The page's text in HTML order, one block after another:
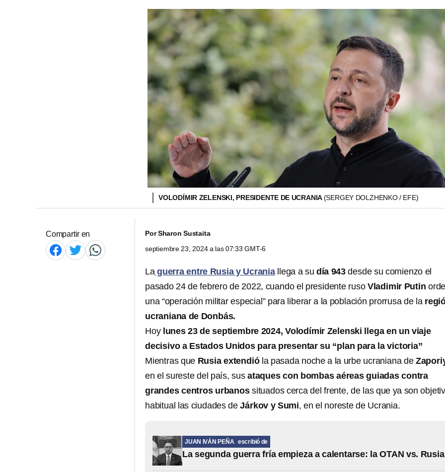
VOLODÍMIR ZELENSKI, PRESIDENTE DE UCRANIA(SERGEY DOLZHENKO / EFE)
Compartir en PorSharon Sustaita
septiembre 23, 2024 a las 07:33 GMT-6
Laguerra entre Rusia y Ucraniallega a su día 943desde su comienzo el
pasado 24 de febrero de 2022, cuando el presidente ruso Vladimir Putin
una “operación militar especial” para liberar a la población prorrusa de la
ucraniana de Donbás.
Hoy lunes 23 de septiembre 2024, Volodímir Zelenski llega en un viaje
decisivo a Estados Unidos para presentar su “plan para la victoria”
Mientras que Rusia extendióla pasada noche a la urbe ucraniana de
en el sureste del país, susataques con bombas aéreas guiadas contra
grandes centros urbanossituados cerca del frente, de las que ya son
habitual las ciudades deJárkov y Sumi, en el noreste de Ucrania.
JUAN IVÁN PEÑA escribió de
La segunda guerra fría empieza a calentarse: la OTAN vs. Rusia